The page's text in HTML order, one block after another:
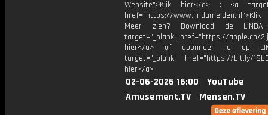
Website">Klik hier</a> : <a
href="https://
Meer zien? Download de
target="_blank" href="https://apple.co/
hier</a> of abonneer je op
target="_blank" href="https://bit.ly/
hier</a>
02-06-2026 16:00
YouTube
Amusement.TV
Mensen.TV